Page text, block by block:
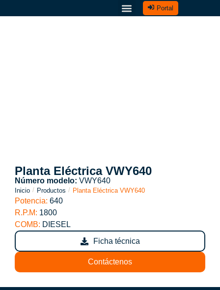
Portal
Planta Eléctrica VWY640
Número modelo: VWY640
Inicio / Productos / Planta Eléctrica VWY640
Potencia: 640
R.P.M: 1800
COMB: DIESEL
Ficha técnica
Contáctenos